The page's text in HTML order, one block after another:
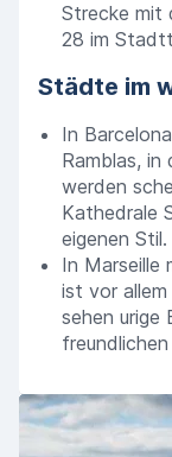
Strecke mit
28 im
Städte im
In
Ramblas, in
werden
Kathedrale
eigenen Stil.
In Marseille
ist vor
sehen urige